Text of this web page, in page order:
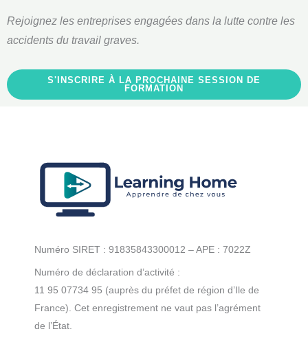
Rejoignez les entreprises engagées dans la lutte contre les
accidents du travail graves.
S'INSCRIRE À LA PROCHAINE SESSION DE
FORMATION
Numéro SIRET : 91835843300012 – APE : 7022Z
Numéro de déclaration d’activité :
11 95 07734 95 (auprès du préfet de région d’Ile de
France). Cet enregistrement ne vaut pas l’agrément
de l’État.